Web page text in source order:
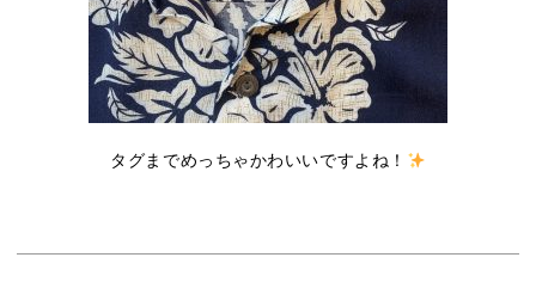
タグまでめっちゃかわいいですよね！